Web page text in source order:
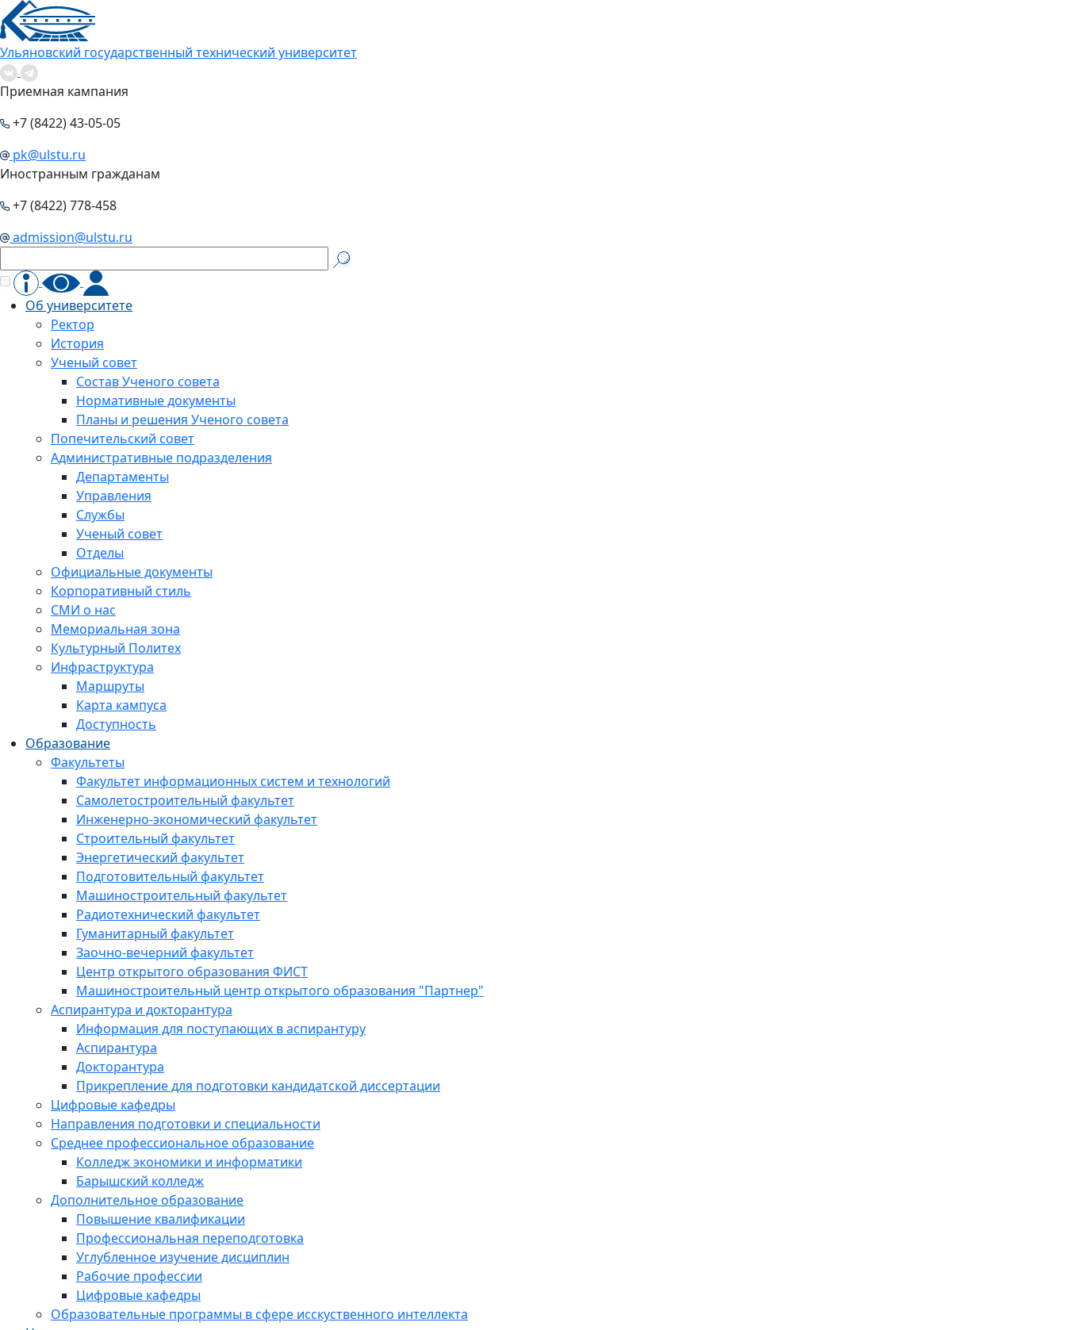
Ульяновский государственный технический университет
Приемная кампания
+7 (8422) 43-05-05
pk@ulstu.ru
Иностранным гражданам
+7 (8422) 778-458
admission@ulstu.ru
Об университете
Ректор
История
Ученый совет
Состав Ученого совета
Нормативные документы
Планы и решения Ученого совета
Попечительский совет
Административные подразделения
Департаменты
Управления
Службы
Ученый совет
Отделы
Официальные документы
Корпоративный стиль
СМИ о нас
Мемориальная зона
Культурный Политех
Инфраструктура
Маршруты
Карта кампуса
Доступность
Образование
Факультеты
Факультет информационных систем и технологий
Самолетостроительный факультет
Инженерно-экономический факультет
Строительный факультет
Энергетический факультет
Подготовительный факультет
Машиностроительный факультет
Радиотехнический факультет
Гуманитарный факультет
Заочно-вечерний факультет
Центр открытого образования ФИСТ
Машиностроительный центр открытого образования "Партнер"
Аспирантура и докторантура
Информация для поступающих в аспирантуру
Аспирантура
Докторантура
Прикрепление для подготовки кандидатской диссертации
Цифровые кафедры
Направления подготовки и специальности
Среднее профессиональное образование
Колледж экономики и информатики
Барышский колледж
Дополнительное образование
Повышение квалификации
Профессиональная переподготовка
Углубленное изучение дисциплин
Рабочие профессии
Цифровые кафедры
Образовательные программы в сфере исскуственного интеллекта